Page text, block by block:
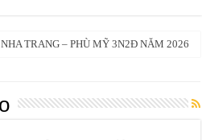
TRANG – PHÙ MỸ 3N2Đ NĂM 2026